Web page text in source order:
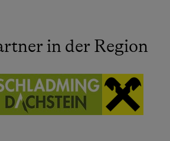
in der Region